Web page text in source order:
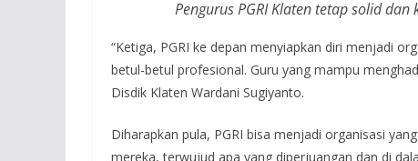
Pengurus PGRI Klaten tetap solid
“Ketiga, PGRI ke depan menyiapkan diri menjadi
betul-betul profesional. Guru yang mampu
Disdik Klaten Wardani Sugiyanto.
Diharapkan pula, PGRI bisa menjadi organisasi
mereka, terwujud apa yang diperjuangan dan di